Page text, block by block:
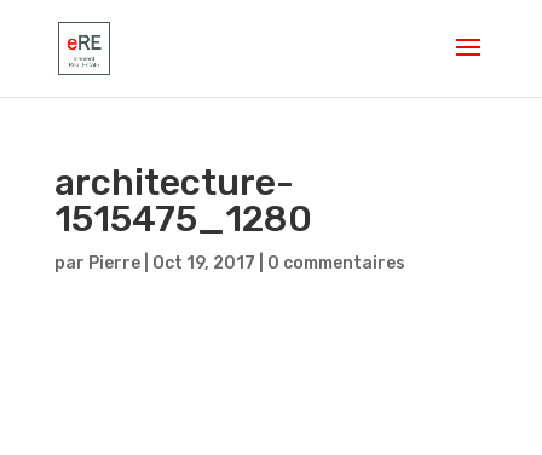
architecture-
1515475_1280
par Pierre| Oct 19, 2017 0 commentaires